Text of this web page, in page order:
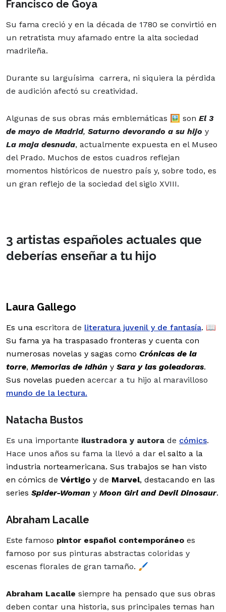
Francisco de Goya
Su fama creció y en la década de 1780 se convirtió en
un retratista muy afamado entre la alta sociedad
madrileña.
Durante su larguísima carrera, ni siquiera la pérdida
de audición afectó su creatividad.
Algunas de sus obras más emblemáticas 🖼️ son El 3
de mayo de Madrid, Saturno devorando a su hijo y
La maja desnuda, actualmente expuesta en el Museo
del Prado. Muchos de estos cuadros reflejan
momentos históricos de nuestro país y, sobre todo, es
un gran reflejo de la sociedad del siglo XVIII.
3 artistas españoles actuales que
deberías enseñar a tu hijo
Laura Gallego
Es una escritora de literatura juvenil y de fantasía. 📖
Su fama ya ha traspasado fronteras y cuenta con
numerosas novelas y sagas como Crónicas de la
torre, Memorias de Idhún y Sara y las goleadoras.
Sus novelas pueden acercar a tu hijo al maravilloso
mundo de la lectura.
Natacha Bustos
Es una importante ilustradora y autora de cómics.
Hace unos años su fama la llevó a dar el salto a la
industria norteamericana. Sus trabajos se han visto
en cómics de Vértigo y de Marvel, destacando en las
series Spider-Woman y Moon Girl and Devil Dinosaur.
Abraham Lacalle
Este famoso pintor español contemporáneo es
famoso por sus pinturas abstractas coloridas y
escenas florales de gran tamaño. 🖌️
Abraham Lacalle siempre ha pensado que sus obras
deben contar una historia, sus principales temas han